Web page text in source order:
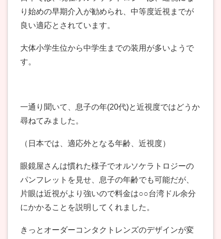
り始めの早期介入が勧められ、中等度近視までが
良い適応とされています。
大体小学生位から中学生までの装用が多いようで
す。
一通り聞いて、息子の年(20代)と近視度ではどうか
尋ねてみました。
（日本では、適応外となる年齢、近視度）
眼鏡屋さんは慣れた様子でオルソケラトロジーの
パンフレットを見せ、息子の年齢でも可能だが、
片眼は近視がより強いので料金は○○台湾ドル余分
にかかることを説明してくれました。
きっとオーダーコンタクトレンズのデザインが変